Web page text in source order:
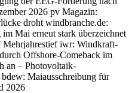
2026 pv Magazin:
droht windbranche.de:
Mai erneut stark überzeichnet
Mehrjahrestief iwr: Windkraft-
Offshore-Comeback im
an – Photovoltaik-
Maiausschreibung für
2026